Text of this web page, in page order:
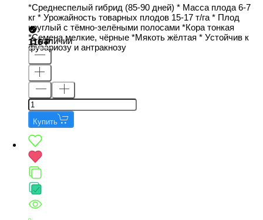
*Среднеспелый гибрид (85-90 дней) * Масса плода 6-7
кг * Урожайность товарных плодов 15-17 т/га * Плод
круглый с тёмно-зелёными полосами *Кора тонкая
*Семена мелкие, чёрные *Мякоть жёлтая * Устойчив к
фузариозу и антракнозу
В наличии
116
Купить